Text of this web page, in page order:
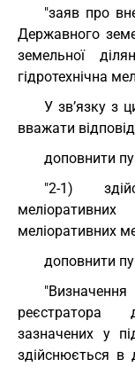
"заяв про
Державного
земельної
гідротехнічна
У зв’язку з
вважати
доповнити
"2-1)
меліоративних
доповнити
реєстратора
зазначених у
здійснюється